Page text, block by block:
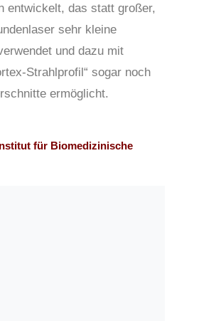
entwickelt, das statt großer,
sehr kleine
und dazu mit
Strahlprofil“ sogar noch
ermöglicht.
für Biomedizinische